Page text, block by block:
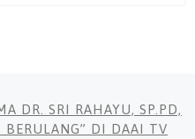
DR. SRI RAHAYU, SP.PD,
BERULANG” DI DAAI TV